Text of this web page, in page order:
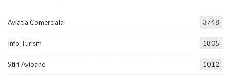
Aviatia Comerciala 3748
Info Turism 1805
Stiri Avioane 1012